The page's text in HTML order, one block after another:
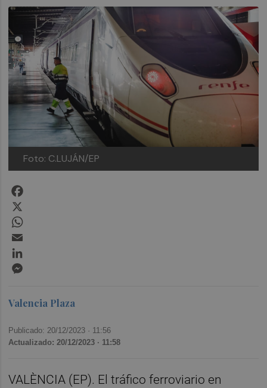
Foto: C.LUJÁN/EP
Valencia Plaza
Publicado: 20/12/2023 · 11:56
Actualizado: 20/12/2023 · 11:58
VALÈNCIA (EP). El tráfico ferroviario en